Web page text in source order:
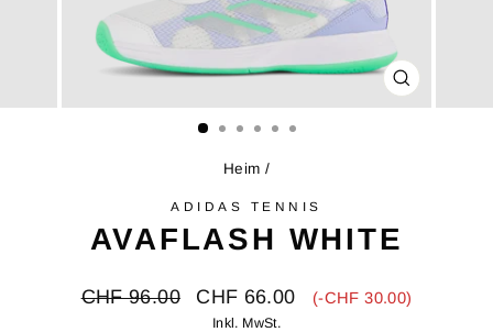
ESC)
Heim /
ADIDAS TENNIS
AVAFLASH WHITE
Ursprünglicher
CHF 96.00 Verkaufspreis
CHF 66.00 (-CHF 30.00)
Inkl. MwSt.